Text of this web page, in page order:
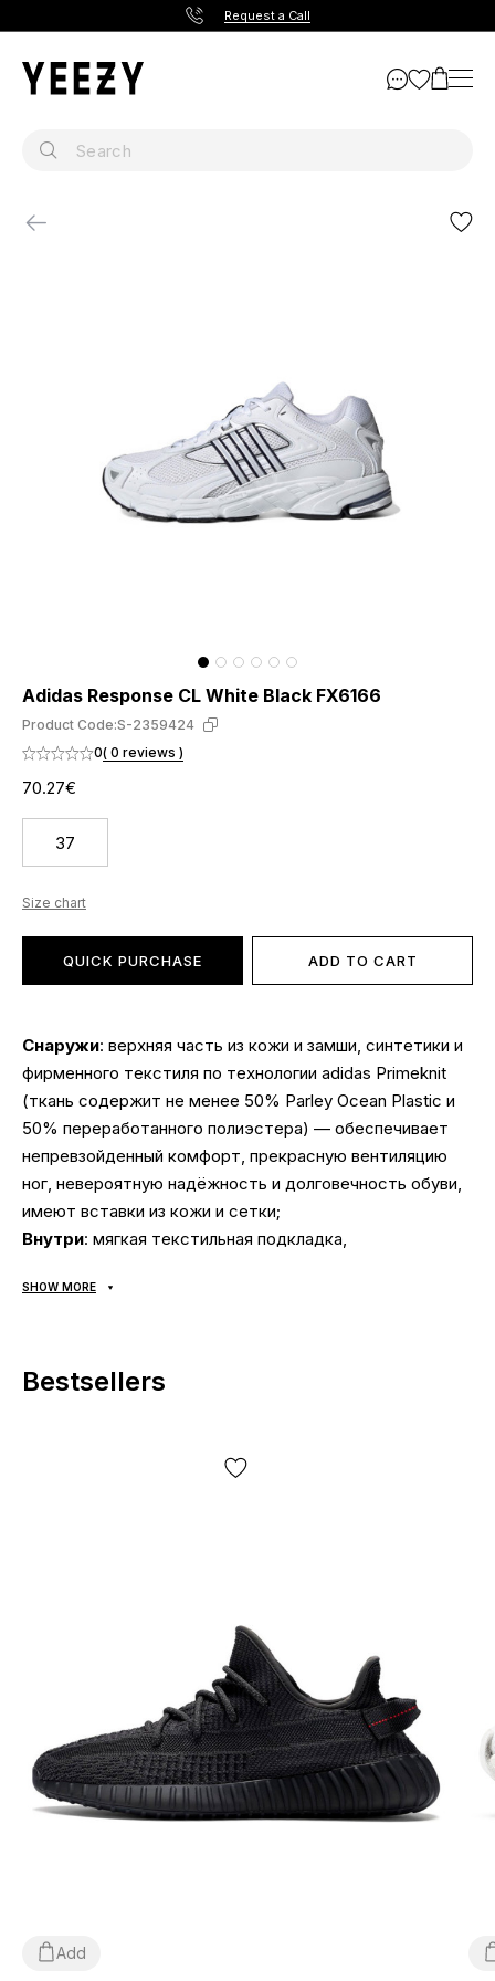
Request a Call
Adidas Response CL White Black FX6166
Product Code:S-2359424
0( 0 reviews )
70.27€
37
Size chart
QUICK PURCHASE ADD TO CART
Снаружи: верхняя часть из кожи и замши, синтетики и
фирменного текстиля по технологии adidas Primeknit
(ткань содержит не менее 50% Parley Ocean Plastic и
50% переработанного полиэстера) — обеспечивает
непревзойденный комфорт, прекрасную вентиляцию
ног, невероятную надёжность и долговечность обуви,
имеют вставки из кожи и сетки;
Внутри: мягкая текстильная подкладка,
Подошва : обладает превосходной амортизацией и
амортизацию и устойчивость на различных
поглощает энергию и ударные нагрузки при движении;
«НОВАЯ ПОЧТА», никаких других вариантов доставки
— не предусмотрено! Оплата происходит при
получении, после осмотра и примерки товара на
отделении почты. Стоимость доставки товара и
комиссия за использование наложенного платежа
оплачивается покупателем отдельно от стоимости
товара! Доставка товара занимает 1-3 суток от
SHOW MORE
Bestsellers
Add